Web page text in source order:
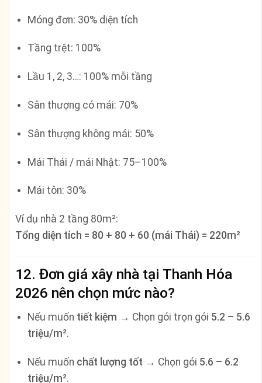
Móng đơn: 30% diện tích
Tầng trệt: 100%
Lầu 1, 2, 3…: 100% mỗi tầng
Sân thượng có mái: 70%
Sân thượng không mái: 50%
Mái Thái / mái Nhật: 75–100%
Mái tôn: 30%
Ví dụ nhà 2 tầng 80m²:
Tổng diện tích = 80 + 80 + 60 (mái Thái) = 220m²
12. Đơn giá xây nhà tại Thanh Hóa
2026 nên chọn mức nào?
Nếu muốn tiết kiệm → Chọn gói trọn gói 5.2 – 5.6
triệu/m².
Nếu muốn chất lượng tốt → Chọn gói 5.6 – 6.2
triệu/m².